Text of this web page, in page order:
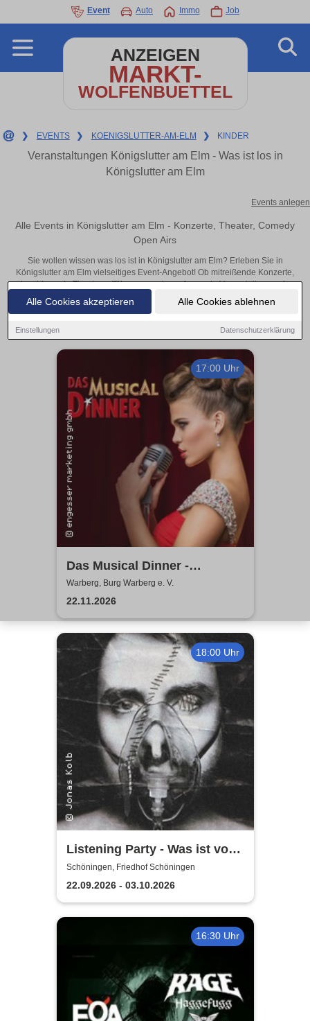
Alle Cookies akzeptieren Alle Cookies ablehnen
Einstellungen Datenschutzerklärung
Event Auto Immo Job
ANZEIGEN
MARKT-
WOLFENBUETTEL
❯ EVENTS ❯ KOENIGSLUTTER-AM-ELM ❯ KINDER
Veranstaltungen Königslutter am Elm - Was ist los in
Königslutter am Elm
Events anlegen
Alle Events in Königslutter am Elm - Konzerte, Theater, Comedy
Open Airs
Sie wollen wissen was los ist in Königslutter am Elm? Erleben Sie in
Königslutter am Elm vielseitiges Event-Angebot! Ob mitreißende Konzerte,
inspirierende Theateraufführungen oder aufregende Veranstaltungen in
Königslutter am Elm – hier finden alles im Überblick und Tickets.
17:00 Uhr
Das Musical Dinner -
Kulinarischer Genuss und
garantierte Unterhaltung
Warberg, Burg Warberg e. V.
22.11.2026
18:00 Uhr
Listening Party - Was ist vom
Leben zu erwarten?
Schöningen, Friedhof Schöningen
22.09.2026 - 03.10.2026
16:30 Uhr